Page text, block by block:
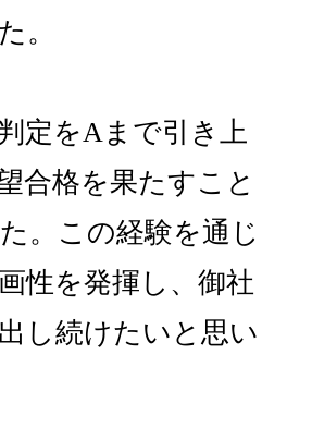
。
定をAまで引き上
合格を果たすこと
。この経験を通じ
性を発揮し、御社
し続けたいと思い